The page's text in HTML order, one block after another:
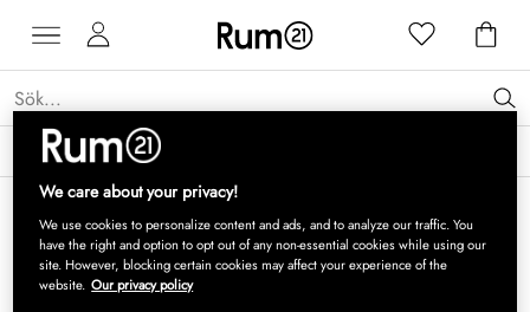
Få 15 % rabatt på Grythyttan Stålmöbler* →
We care about your privacy!
We use cookies to personalize content and ads, and to analyze our traffic. You
have the right and option to opt out of any non-essential cookies while using our
site. However, blocking certain cookies may affect your experience of the
website. Our privacy policy